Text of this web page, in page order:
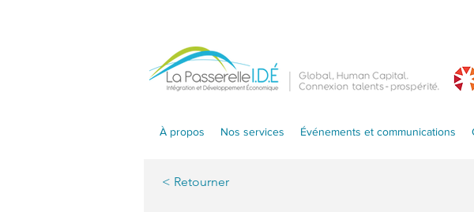
À propos Nos services Événements et communications
< Retourner